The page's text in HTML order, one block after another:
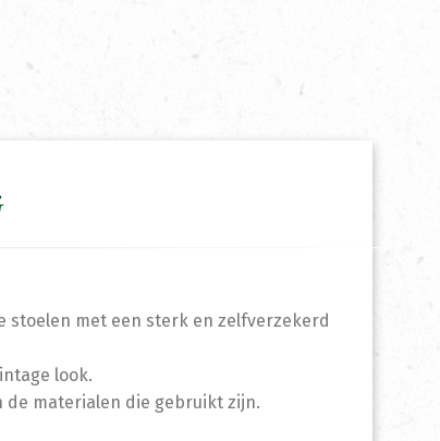
stoelen met een sterk en zelfverzekerd
look.
de materialen die gebruikt zijn.